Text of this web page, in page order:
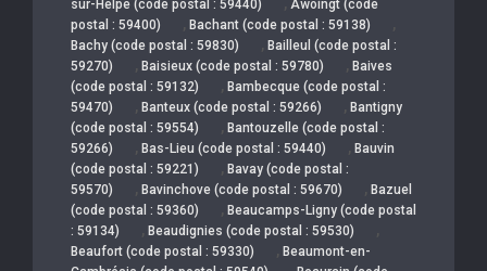
sur-Helpe (code postal : 59440)
Awoingt (code
postal : 59400)
, Bachant (code postal : 59138) ,
Bachy (code postal : 59830) , Bailleul (code postal :
59270)
, Baisieux (code postal : 59780) , Baives
(code postal : 59132)
, Bambecque (code postal :
59470)
, Banteux (code postal : 59266) , Bantigny
(code postal : 59554)
, Bantouzelle (code postal :
59266)
, Bas-Lieu (code postal : 59440) , Bauvin
(code postal : 59221)
, Bavay (code postal :
59570)
, Bavinchove (code postal : 59670) , Bazuel
(code postal : 59360)
, Beaucamps-Ligny (code postal
: 59134)
, Beaudignies (code postal : 59530) ,
Beaufort (code postal : 59330) , Beaumont-en-